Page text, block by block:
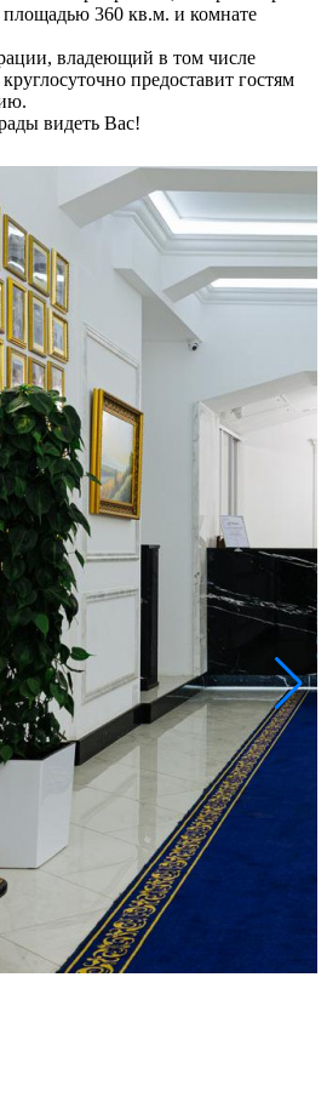
360 кв.м. и комнате
владеющий в том числе
предоставит гостям
видеть Вас!